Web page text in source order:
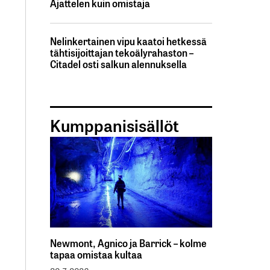
Ajattelen kuin omistaja
Nelinkertainen vipu kaatoi hetkessä
tähtisijoittajan tekoälyrahaston –
Citadel osti salkun alennuksella
Kumppanisisällöt
Newmont, Agnico ja Barrick – kolme
tapaa omistaa kultaa